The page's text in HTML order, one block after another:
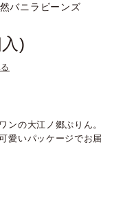
バニラビーンズ
)
ンの大江ノ郷ぷりん。
愛いパッケージでお届